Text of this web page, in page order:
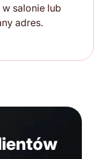
salonie lub
adres.